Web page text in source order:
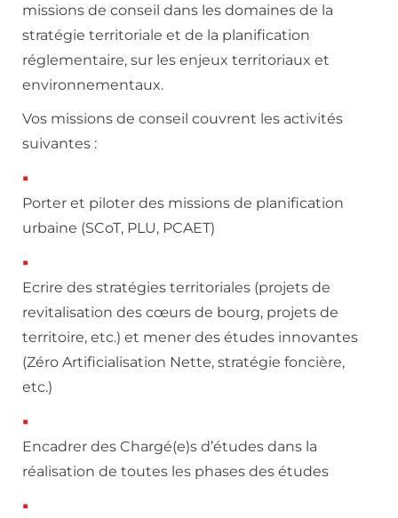
missions de conseil dans les domaines de la
stratégie territoriale et de la planification
réglementaire, sur les enjeux territoriaux et
environnementaux.
Vos missions de conseil couvrent les activités
suivantes :
Porter et piloter des missions de planification
urbaine (SCoT, PLU, PCAET)
Ecrire des stratégies territoriales (projets de
revitalisation des cœurs de bourg, projets de
territoire, etc.) et mener des études innovantes
(Zéro Artificialisation Nette, stratégie foncière,
etc.)
Encadrer des Chargé(e)s d’études dans la
réalisation de toutes les phases des études